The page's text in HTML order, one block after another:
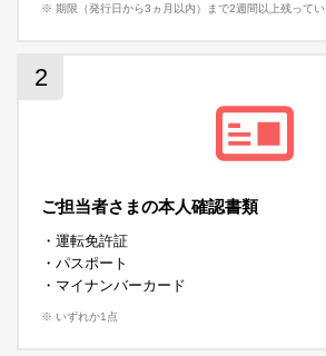
※ 期限（発行日から3ヵ月以内）まで2週間以上残って
2
ご担当者さまの本人確認書類
・運転免許証
・パスポート
・マイナンバーカード
※ いずれか1点